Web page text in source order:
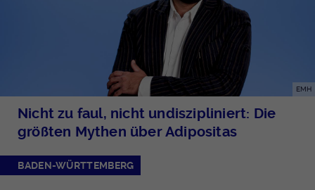
EMH
Nicht zu faul, nicht undiszipliniert: Die
größten Mythen über Adipositas
BADEN-WÜRTTEMBERG